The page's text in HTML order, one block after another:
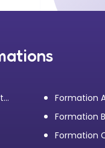
Formation
transport
Formation
Formation